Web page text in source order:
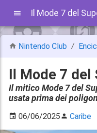
Nintendo Club
Il Mode 7 del
Il mitico Mode 7 del
usata prima dei
06/06/2025 Caribe